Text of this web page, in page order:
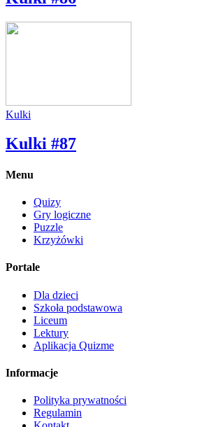
Kulki
Kulki #87
Menu
Quizy
Gry logiczne
Puzzle
Krzyżówki
Portale
Dla dzieci
Szkoła podstawowa
Liceum
Lektury
Aplikacja Quizme
Informacje
Polityka prywatności
Regulamin